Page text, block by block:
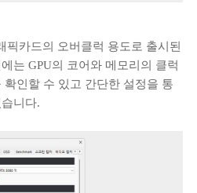
픽카드의 오버클럭 용도로 출시된
는 GPU의 코어와 메모리의 클럭
인할 수 있고 간단한 설정을 통
니다.